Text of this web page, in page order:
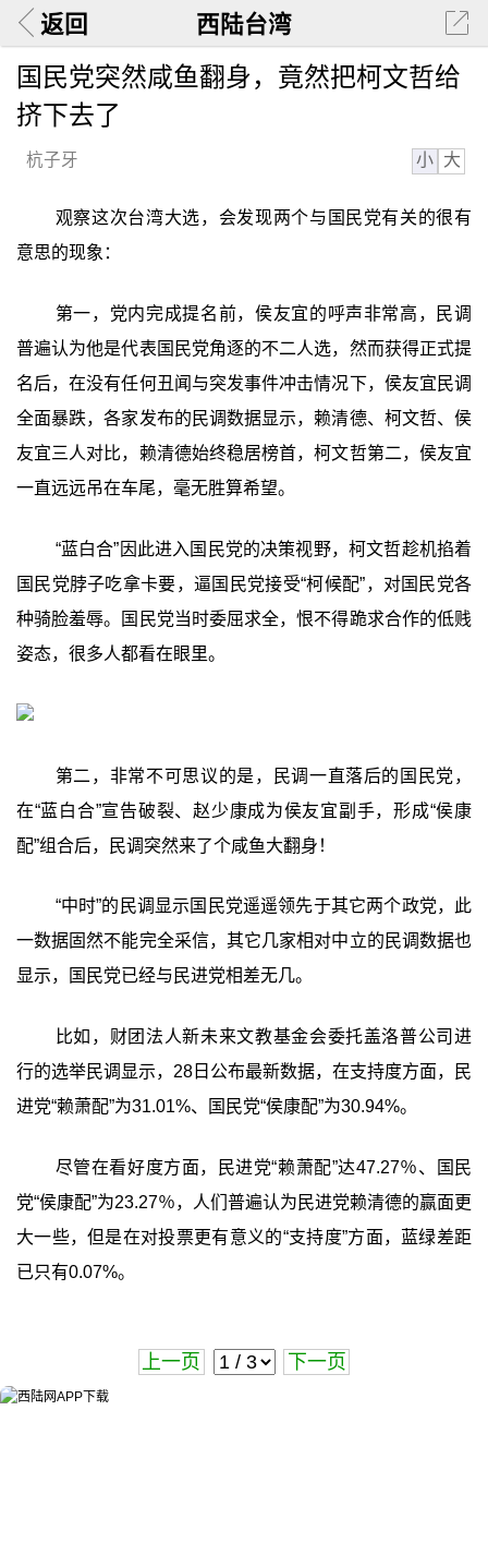
返回 西陆台湾
国民党突然咸鱼翻身，竟然把柯文哲给
挤下去了
杭子牙 小 大
观察这次台湾大选，会发现两个与国民党有关的很有
意思的现象：
第一，党内完成提名前，侯友宜的呼声非常高，民调
普遍认为他是代表国民党角逐的不二人选，然而获得正式提
名后，在没有任何丑闻与突发事件冲击情况下，侯友宜民调
全面暴跌，各家发布的民调数据显示，赖清德、柯文哲、侯
友宜三人对比，赖清德始终稳居榜首，柯文哲第二，侯友宜
一直远远吊在车尾，毫无胜算希望。
“蓝白合”因此进入国民党的决策视野，柯文哲趁机掐着
国民党脖子吃拿卡要，逼国民党接受“柯候配”，对国民党各
种骑脸羞辱。国民党当时委屈求全，恨不得跪求合作的低贱
姿态，很多人都看在眼里。
第二，非常不可思议的是，民调一直落后的国民党，
在“蓝白合”宣告破裂、赵少康成为侯友宜副手，形成“侯康
配”组合后，民调突然来了个咸鱼大翻身！
“中时”的民调显示国民党遥遥领先于其它两个政党，此
一数据固然不能完全采信，其它几家相对中立的民调数据也
显示，国民党已经与民进党相差无几。
比如，财团法人新未来文教基金会委托盖洛普公司进
行的选举民调显示，28日公布最新数据，在支持度方面，民
进党“赖萧配”为31.01%、国民党“侯康配”为30.94%。
尽管在看好度方面，民进党“赖萧配”达47.27％、国民
党“侯康配”为23.27％，人们普遍认为民进党赖清德的赢面更
大一些，但是在对投票更有意义的“支持度”方面，蓝绿差距
已只有0.07%。
上一页 下一页